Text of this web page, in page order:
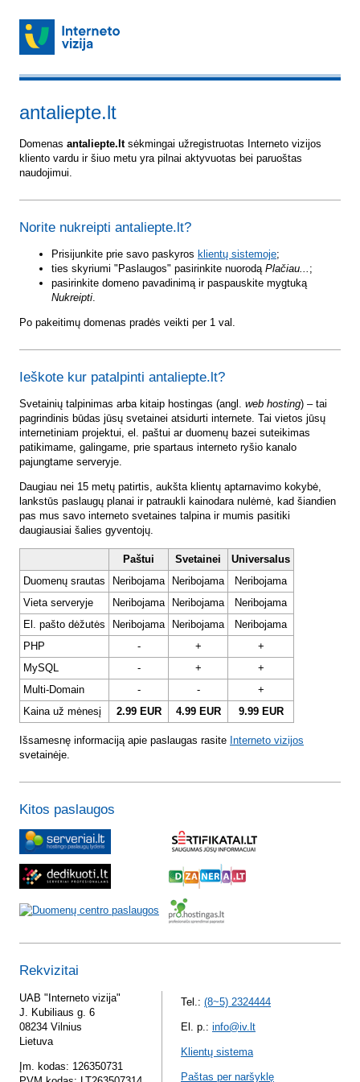
antaliepte.lt
Domenas antaliepte.ltsėkmingai užregistruotas Interneto vizijos
kliento vardu ir šiuo metu yra pilnai aktyvuotas bei paruoštas
naudojimui.
Norite nukreipti antaliepte.lt?
Prisijunkite prie savo paskyros klientų sistemoje;
ties skyriumi "Paslaugos" pasirinkite nuorodą Plačiau... ;
pasirinkite domeno pavadinimą ir paspauskite mygtuką
Nukreipti.
Po pakeitimų domenas pradės veikti per 1 val.
Ieškote kur patalpinti antaliepte.lt?
Svetainių talpinimas arba kitaip hostingas (angl. web hosting) – tai
pagrindinis būdas jūsų svetainei atsidurti internete. Tai vietos jūsų
internetiniam projektui, el. paštui ar duomenų bazei suteikimas
patikimame, galingame, prie spartaus interneto ryšio kanalo
pajungtame serveryje.
Daugiau nei 15 metų patirtis, aukšta klientų aptarnavimo kokybė,
lankstūs paslaugų planai ir patraukli kainodara nulėmė, kad šiandien
pas mus savo interneto svetaines talpina ir mumis pasitiki
daugiausiai šalies gyventojų.
Paštui Svetainei
Universalus
Duomenų srautas
Neribojama Neribojama
Neribojama
Vieta serveryje
Neribojama Neribojama
Neribojama
El. pašto dėžutės
Neribojama Neribojama
Neribojama
PHP
- +
+
MySQL
- +
+
Multi-Domain
- -
+
Kaina už mėnesį
2.99 EUR 4.99 EUR 9.99 EUR
Išsamesnę informaciją apie paslaugas rasite Interneto vizijos
svetainėje.
Kitos paslaugos
Rekvizitai
UAB "Interneto vizija"
J. Kubiliaus g. 6
08234 Vilnius
Lietuva
Įm. kodas: 126350731
Tel.: (8~5) 2324444
El. p.: info@iv.lt
Klientų sistema
Paštas per naršyklę